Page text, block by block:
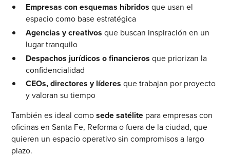
Empresas con esquemas híbridos que usan el
espacio como base estratégica
Agencias y creativos que buscan inspiración en un
lugar tranquilo
Despachos jurídicos o financieros que priorizan la
confidencialidad
CEOs, directores y líderes que trabajan por proyecto
y valoran su tiempo
También es ideal comosede satélite para empresas con
oficinas en Santa Fe, Reforma o fuera de la ciudad, que
quieren un espacio operativo sin compromisos a largo
plazo.